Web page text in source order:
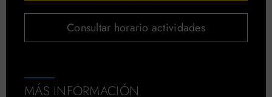
Consultar horario actividades
MÁS INFORMACIÓN